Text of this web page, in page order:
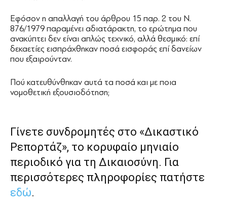
Εφόσον η απαλλαγή του άρθρου 15 παρ. 2 του Ν.
876/1979 παραμένει αδιατάρακτη, το ερώτημα που
ανακύπτει δεν είναι απλώς τεχνικό, αλλά θεσμικό: επί
δεκαετίες εισπράχθηκαν ποσά εισφοράς επί δανείων
που εξαιρούνταν.
Πού κατευθύνθηκαν αυτά τα ποσά και με ποια
νομοθετική εξουσιοδότηση;
Γίνετε συνδρομητές στο «Δικαστικό
Ρεπορτάζ», το κορυφαίο μηνιαίο
περιοδικό για τη Δικαιοσύνη. Για
περισσότερες πληροφορίες πατήστε
εδώ.